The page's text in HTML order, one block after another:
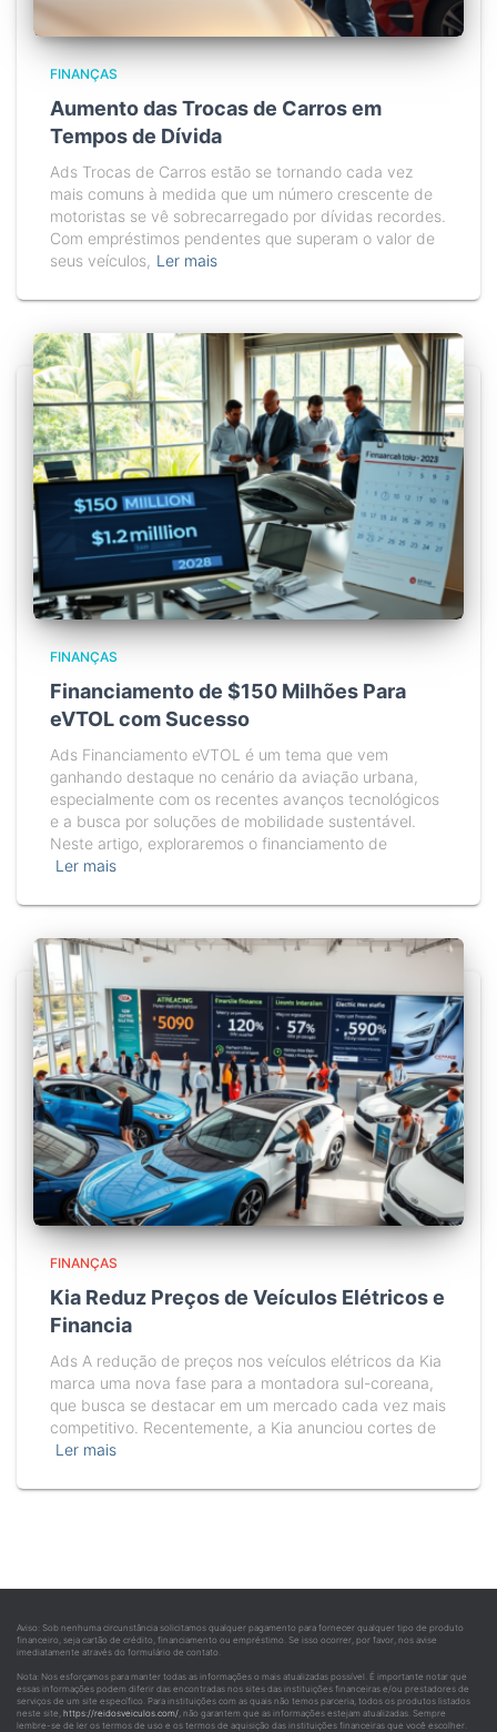
FINANÇAS
Aumento das Trocas de Carros em
Tempos de Dívida
Ads Trocas de Carros estão se tornando cada vez
mais comuns à medida que um número crescente de
motoristas se vê sobrecarregado por dívidas recordes.
Com empréstimos pendentes que superam o valor de
seus veículos, Ler mais
FINANÇAS
Financiamento de $150 Milhões Para
eVTOL com Sucesso
Ads Financiamento eVTOL é um tema que vem
ganhando destaque no cenário da aviação urbana,
especialmente com os recentes avanços tecnológicos
e a busca por soluções de mobilidade sustentável.
Neste artigo, exploraremos o financiamento de
Ler mais
FINANÇAS
Kia Reduz Preços de Veículos Elétricos e
Financia
Ads A redução de preços nos veículos elétricos da Kia
marca uma nova fase para a montadora sul-coreana,
que busca se destacar em um mercado cada vez mais
competitivo. Recentemente, a Kia anunciou cortes de
Ler mais
Aviso: Sob nenhuma circunstância solicitamos qualquer pagamento para fornecer qualquer tipo de produto
financeiro, seja cartão de crédito, financiamento ou empréstimo. Se isso ocorrer, por favor, nos avise
imediatamente através do formulário de contato.
Nota: Nos esforçamos para manter todas as informações o mais atualizadas possível. É importante notar que
essas informações podem diferir das encontradas nos sites das instituições financeiras e/ou prestadores de
serviços de um site específico. Para instituições com as quais não temos parceria, todos os produtos listados
neste site, https://reidosveiculos.com/, não garantem que as informações estejam atualizadas. Sempre
lembre-se de ler os termos de uso e os termos de aquisição das instituições financeiras que você escolher.